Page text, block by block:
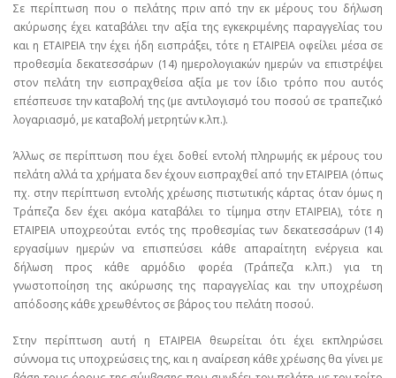
Σε περίπτωση που ο πελάτης πριν από την εκ μέρους του δήλωση
ακύρωσης έχει καταβάλει την αξία της εγκεκριμένης παραγγελίας του
και η ΕΤΑΙΡΕΙΑ την έχει ήδη εισπράξει, τότε η ΕΤΑΙΡΕΙΑ οφείλει μέσα σε
προθεσμία δεκατεσσάρων (14) ημερολογιακών ημερών να επιστρέψει
στον πελάτη την εισπραχθείσα αξία με τον ίδιο τρόπο που αυτός
επέσπευσε την καταβολή της (με αντιλογισμό του ποσού σε τραπεζικό
λογαριασμό, με καταβολή μετρητών κ.λπ.).
Άλλως σε περίπτωση που έχει δοθεί εντολή πληρωμής εκ μέρους του
πελάτη αλλά τα χρήματα δεν έχουν εισπραχθεί από την ΕΤΑΙΡΕΙΑ (όπως
πχ. στην περίπτωση εντολής χρέωσης πιστωτικής κάρτας όταν όμως η
Τράπεζα δεν έχει ακόμα καταβάλει το τίμημα στην ΕΤΑΙΡΕΙΑ), τότε η
ΕΤΑΙΡΕΙΑ υποχρεούται εντός της προθεσμίας των δεκατεσσάρων (14)
εργασίμων ημερών να επισπεύσει κάθε απαραίτητη ενέργεια και
δήλωση προς κάθε αρμόδιο φορέα (Τράπεζα κ.λπ.) για τη
γνωστοποίηση της ακύρωσης της παραγγελίας και την υποχρέωση
απόδοσης κάθε χρεωθέντος σε βάρος του πελάτη ποσού.
Στην περίπτωση αυτή η ΕΤΑΙΡΕΙΑ θεωρείται ότι έχει εκπληρώσει
σύννομα τις υποχρεώσεις της, και η αναίρεση κάθε χρέωσης θα γίνει με